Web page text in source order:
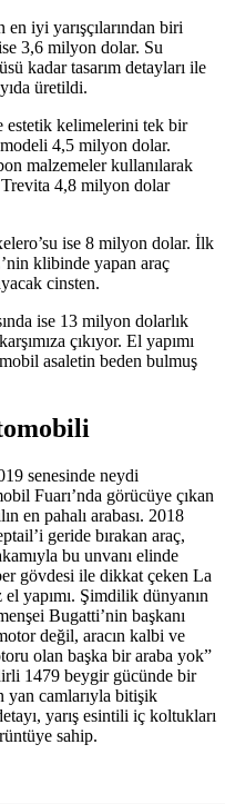
iyi yarışçılarından biri
3,6 milyon dolar. Su
kadar tasarım detayları ile
üretildi.
estetik kelimelerini tek bir
4,5 milyon dolar.
malzemeler kullanılarak
4,8 milyon dolar
ise 8 milyon dolar. İlk
klibinde yapan araç
cinsten.
ise 13 milyon dolarlık
çıkıyor. El yapımı
asaletin beden bulmuş
senesinde neydi
Fuarı’nda görücüye çıkan
en pahalı arabası. 2018
geride bırakan araç,
bu unvanı elinde
gövdesi ile dikkat çeken La
yapımı. Şimdilik dünyanın
Bugatti’nin başkanı
değil, aracın kalbi ve
olan başka bir araba yok”
1479 beygir gücünde bir
yan camlarıyla bitişik
yarış esintili iç koltukları
sahip.